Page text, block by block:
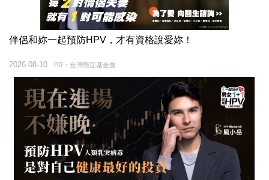
伴侶和妳一起預防HPV，才有資格說愛妳！
PR・台灣癌症基金會
2026-08-10